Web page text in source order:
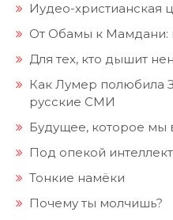
Иудео-христианская
От Обамы к Мамдани:
Для тех, кто дышит
Как Лумер полюбила
русские СМИ
Будущее, которое мы
Под опекой
Тонкие намёки
Почему ты молчишь?